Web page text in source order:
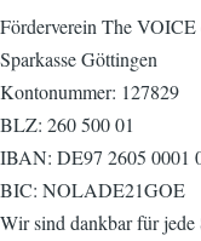
Förderverein The VOICE
Sparkasse Göttingen
Kontonummer: 127829
BLZ: 260 500 01
IBAN: DE97 2605 0001
BIC: NOLADE21GOE
Wir sind dankbar für jede